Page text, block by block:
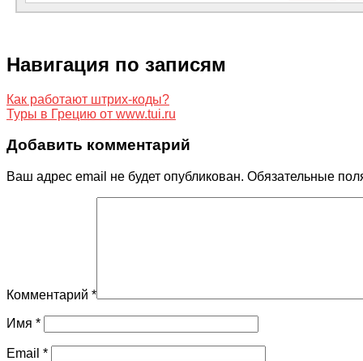
Навигация по записям
Как работают штрих-коды?
Туры в Грецию от www.tui.ru
Добавить комментарий
Ваш адрес email не будет опубликован. Обязательные
Комментарий *
Имя *
Email *